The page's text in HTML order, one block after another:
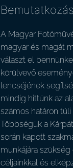
Bemutatkozás
A Magyar
magyar és magát
választ el
körülvevő
lencséjének
mindig hittünk az
számos határon
Többségük a
során kapott
munkájára
céljainkkal és